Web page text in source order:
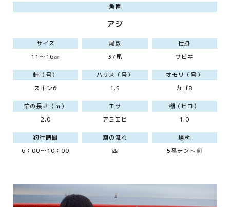
魚種
アジ
サイズ
11～16㎝
尾数
37尾
仕掛
サビキ
針（号）
スキン6
ハリス（号）
1.5
オモリ（号）
カゴ8
竿の長さ（ｍ）
2.0
エサ
アミエビ
棚（ヒロ）
1.0
釣行時間
6：00～10：00
潮の流れ
西
場所
5番テント前